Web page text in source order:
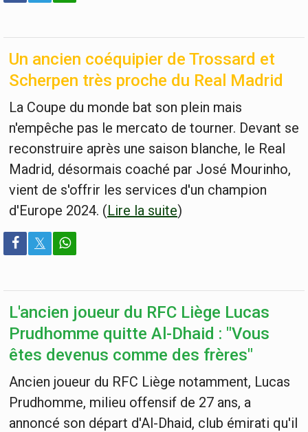
Un ancien coéquipier de Trossard et
Scherpen très proche du Real Madrid
La Coupe du monde bat son plein mais
n'empêche pas le mercato de tourner. Devant se
reconstruire après une saison blanche, le Real
Madrid, désormais coaché par José Mourinho,
vient de s'offrir les services d'un champion
d'Europe 2024. (Lire la suite)
𝕏
L'ancien joueur du RFC Liège Lucas
Prudhomme quitte Al-Dhaid : "Vous
êtes devenus comme des frères"
Ancien joueur du RFC Liège notamment, Lucas
Prudhomme, milieu offensif de 27 ans, a
annoncé son départ d'Al-Dhaid, club émirati qu'il